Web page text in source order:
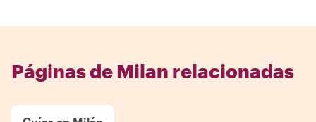
Páginas de Milan relacionadas